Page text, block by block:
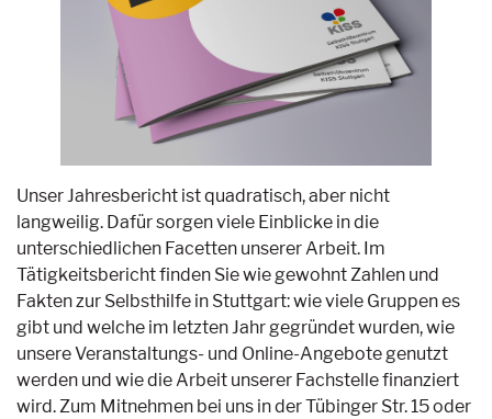
Unser Jahresbericht ist quadratisch, aber nicht
langweilig. Dafür sorgen viele Einblicke in die
unterschiedlichen Facetten unserer Arbeit. Im
Tätigkeitsbericht finden Sie wie gewohnt Zahlen und
Fakten zur Selbsthilfe in Stuttgart: wie viele Gruppen es
gibt und welche im letzten Jahr gegründet wurden, wie
unsere Veranstaltungs- und Online-Angebote genutzt
werden und wie die Arbeit unserer Fachstelle finanziert
wird. Zum Mitnehmen bei uns in der Tübinger Str. 15 oder